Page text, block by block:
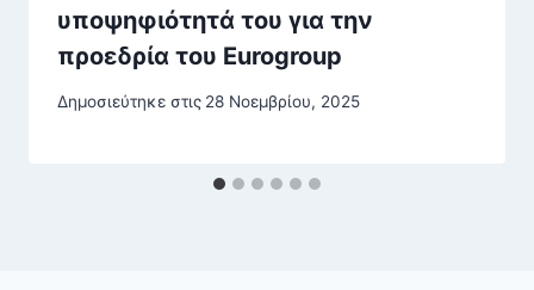
υποψηφιότητά του για την
προεδρία του Eurogroup
Δημοσιεύτηκε στις 28 Νοεμβρίου, 2025